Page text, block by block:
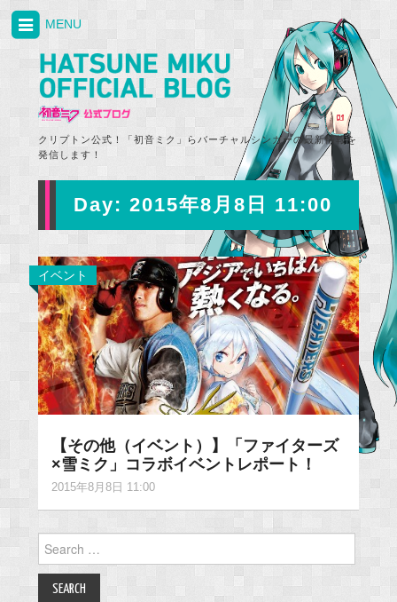
クリプトン公式！「初音ミク」らバーチャルシンガーの最新情報を
発信します！
MENU
Day: 2015年8月8日 11:00
イベント
【その他（イベント）】「ファイターズ
×雪ミク」コラボイベントレポート！
2015年8月8日 11:00
for: